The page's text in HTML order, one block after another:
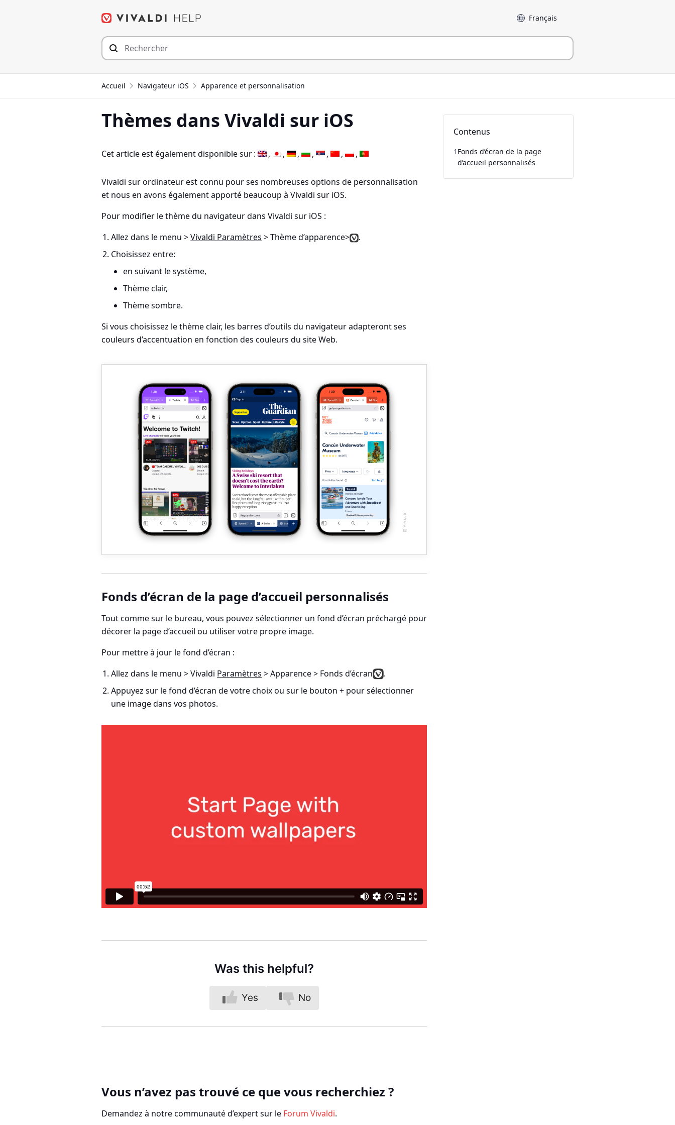
Langue
Accueil Navigateur iOS Apparence et personnalisation
Thèmes dans Vivaldi sur iOS
Cet article est également disponible sur :
Vivaldi sur ordinateur est connu pour ses nombreuses options de personnalisation
et nous en avons également apporté beaucoup à Vivaldi sur iOS.
Pour modifier le thème du navigateur dans Vivaldi sur iOS :
Allez dans le menu >Vivaldi Paramètres > Thème d’apparence>
.
Choisissez entre:
en suivant le système,
Thème clair,
Thème sombre.
Si vous choisissez le thème clair, les barres d’outils du navigateur adapteront ses
couleurs d’accentuation en fonction des couleurs du site Web.
Fonds d’écran de la page d’accueil personnalisés
Tout comme sur le bureau, vous pouvez sélectionner un fond d’écran préchargé pour
décorer la page d’accueil ou utiliser votre propre image.
Pour mettre à jour le fond d’écran :
Allez dans le menu > Vivaldi Paramètres > Apparence > Fonds d’écran
.
Appuyez sur le fond d’écran de votre choix ou sur le bouton + pour sélectionner
une image dans vos photos.
Was this helpful?
Yes No
Contenus
1 Fonds d’écran de la page
d’accueil personnalisés
Vous n’avez pas trouvé ce que vous recherchiez ?
Demandez à notre communauté d’expert sur le Forum Vivaldi.